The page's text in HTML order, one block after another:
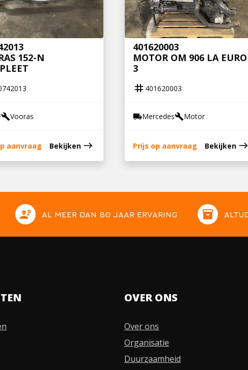
152-N
buildVooras
aanvraag Bekijken east
401620003
MOTOR OM 906 LA EURO
3
tag 401620003
local_shippingMercedesbuildMotor
Prijs op aanvraag Bekijken east
engineering AL MEER DAN 80 JAAR ERVARING inventory
OVER ONS
Over ons
Organisatie
Duurzaamheid